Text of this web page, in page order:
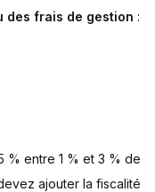
des frais de gestion :
% entre 1 % et 3 % de
ajouter la fiscalité